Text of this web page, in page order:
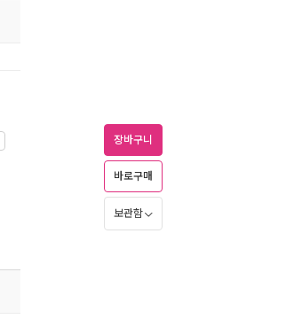
장바구니
바로구매
보관함